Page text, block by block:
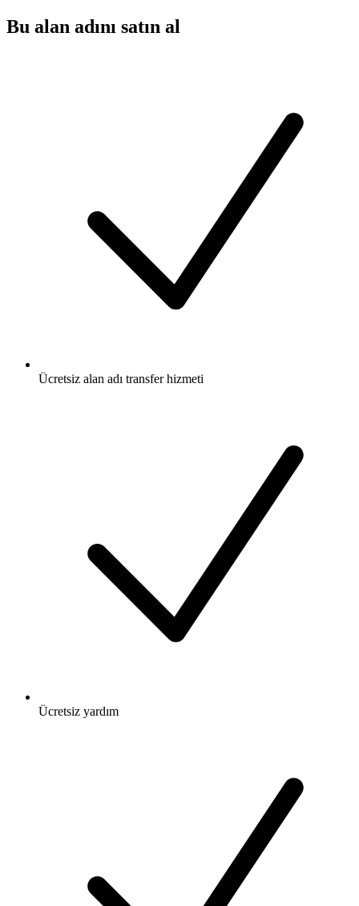
Bu alan adını satın al
Ücretsiz alan adı transfer hizmeti
Ücretsiz yardım